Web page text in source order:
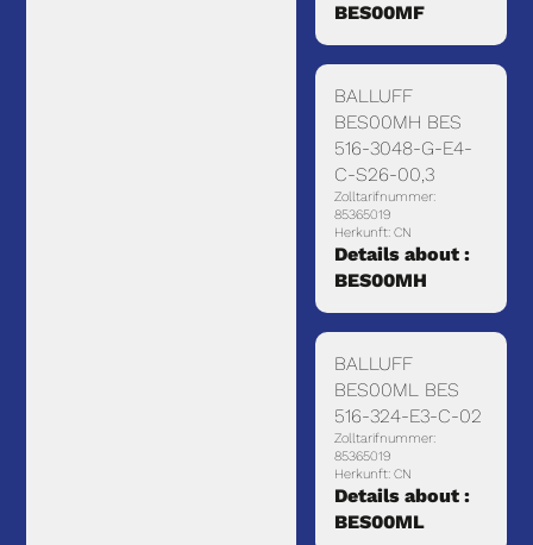
BES00MF
BALLUFF
BES00MH BES
516-3048-G-E4-
C-S26-00,3
Zolltarifnummer:
85365019
Herkunft: CN
Details about :
BES00MH
BALLUFF
BES00ML BES
516-324-E3-C-02
Zolltarifnummer:
85365019
Herkunft: CN
Details about :
BES00ML